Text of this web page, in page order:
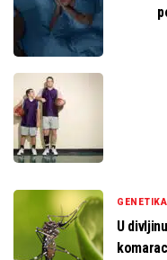
GENETIKA
U